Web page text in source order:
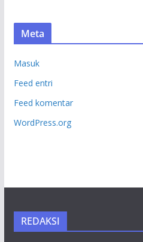
Meta
Masuk
Feed entri
Feed komentar
WordPress.org
REDAKSI